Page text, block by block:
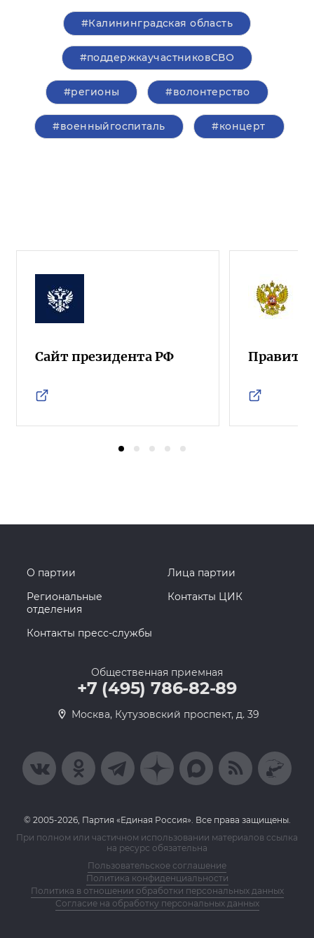
#Калининградская область
#поддержкаучастниковСВО
#регионы #волонтерство
#военныйгоспиталь #концерт
Сайт президента РФ
О партии
Лица партии
Региональные
отделения
Контакты ЦИК
Контакты пресс-службы
Общественная приемная
+7 (495) 786-82-89
Москва, Кутузовский проспект, д. 39
© 2005-2026, Партия «Единая Россия». Все права защищены.
При полном или частичном использовании материалов ссылка
на ресурс обязательна
Пользовательское соглашение
Политика конфиденциальности
Политика в отношении обработки персональных данных
Согласие на обработку персональных данных